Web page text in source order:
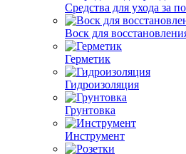
Средства для ухода за
Воск для
Герметик
Гидроизоляция
Грунтовка
Инструмент